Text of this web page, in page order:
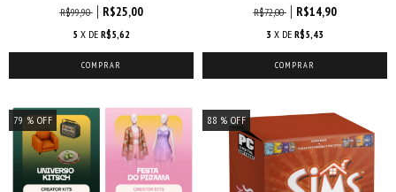
R$99,90 R$25,00
5 X DE R$5,62
R$72,00 R$14,90
3 X DE R$5,43
79 % OFF 88 % OFF